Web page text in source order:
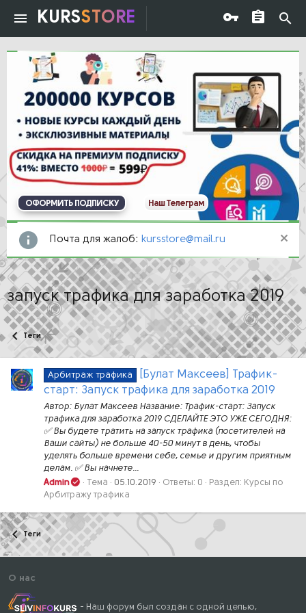
KURSSTORE
ОФОРМИТЬ ПОДПИСКУ Наш Телеграм
Почта для жалоб: kursstore@mail.ru
запуск трафика для заработка 2019
Теги
Арбитраж трафика
[Булат Максеев] Трафик-
старт: Запуск трафика для заработка 2019
Автор: Булат Максеев Название: Трафик-старт: Запуск
трафика для заработка 2019 СДЕЛАЙТЕ ЭТО УЖЕ СЕГОДНЯ:
✅ Вы будете тратить на запуск трафика (посетителей на
Ваши сайты) не больше 40-50 минут в день, чтобы
уделять больше времени себе, семье и другим приятным
делам. ✅ Вы начнете...
Admin
Тема 05.10.2019 Ответы: 0 Раздел: Курсы по
Арбитражу трафика
Теги
О нас
- Наш форум был создан с одной целью,